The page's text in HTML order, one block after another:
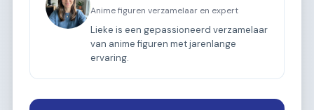
Anime figuren verzamelaar en expert
Lieke is een gepassioneerd verzamelaar
van anime figuren met jarenlange
ervaring.